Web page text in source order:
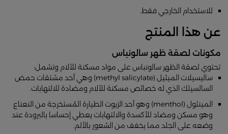
للاستخدام الخارجي فقط.
عن هذا المنتج
مكونات لصقة ظهر سالونباس
تحتوي لصقة الظهر سالونباس على مواد مسكنة للآلام وتشمل:
ساليسيلات الميثيل (methyl salicylate) وهي أحد مشتقات حمض
السالسيلك الذي له خصائص مسكنة للآلام ومضادة للالتهابات.
المينثول (menthol) وهو أحد الزيوت الطيارة المُستخرجة من النعناع
وهو مسكن ومضاد للأكسدة والالتهابات يعطي إحساسا بالبرودة عند
وضعه على الجلد مما يخفف من الشعور بالألم.